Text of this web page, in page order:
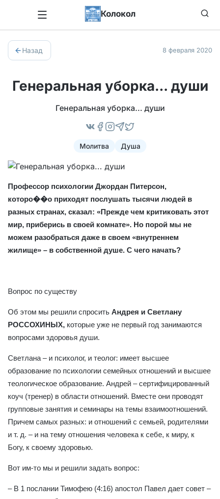
Колокол
Назад 8 февраля 2020
Генеральная уборка... души
Генеральная уборка... души
Молитва Душа
Профессор психологии Джордан Питерсон,
которо��о приходят послушать тысячи людей в
разных странах, сказал: «Прежде чем критиковать этот
мир, приберись в своей комнате». Но порой мы не
можем разобраться даже в своем «внутреннем
жилище» – в собственной душе. С чего начать?
Вопрос по существу
Об этом мы решили спросить Андрея и Светлану
РОССОХИНЫХ, которые уже не первый год занимаются
вопросами здоровья души.
Светлана – и психолог, и теолог: имеет высшее
образование по психологии семейных отношений и высшее
теологическое образование. Андрей – сертифицированный
коуч (тренер) в области отношений. Вместе они проводят
групповые занятия и семинары на темы взаимоотношений.
Причем самых разных: и отношений с семьей, родителями
и т. д. – и на тему отношения человека к себе, к миру, к
Богу, к своему здоровью.
Вот им-то мы и решили задать вопрос:
– В 1 послании Тимофею (4:16) апостол Павел дает совет –